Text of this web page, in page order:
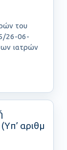
του
26-06-
ιατρών
αριθμ